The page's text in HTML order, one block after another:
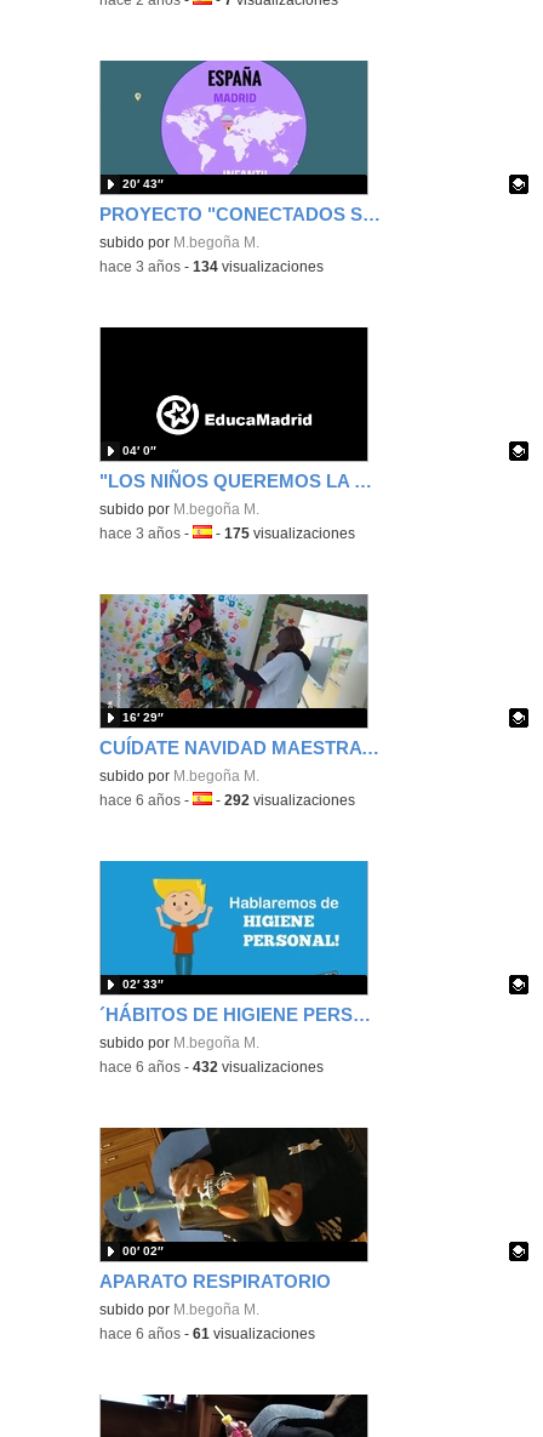
PROYECTO "CONECTADOS SIN FRONTERAS"
Contenido educativo.
subido por M.begoña M.
20′ 43″
-hace 3 años -134 visualizaciones
"LOS NIÑOS QUEREMOS LA PAZ"
Contenido educativo.
subido por M.begoña M.
04′ 0″
-hace 3 años -Idioma:
-175 visualizaciones
CUÍDATE NAVIDAD MAESTRA 2020
Contenido educativo.
subido por M.begoña M.
16′ 29″
-hace 6 años -Idioma:
-292 visualizaciones
´HÁBITOS DE HIGIENE PERSONAL
Contenido educativo.
subido por M.begoña M.
02′ 33″
-hace 6 años -432 visualizaciones
APARATO RESPIRATORIO
Contenido educativo.
subido por M.begoña M.
00′ 02″
-hace 6 años -61 visualizaciones